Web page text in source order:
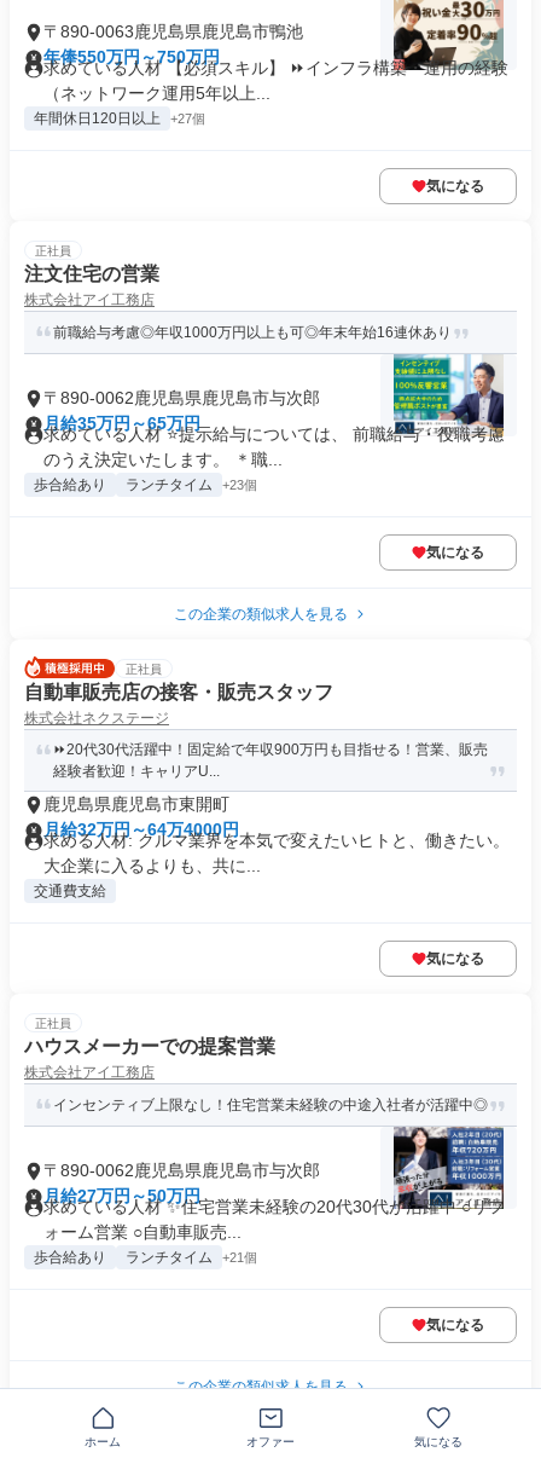
〒890-0063鹿児島県鹿児島市鴨池
年俸550万円～750万円
求めている人材 【必須スキル】 ⏩インフラ構築・運用の経験
（ネットワーク運用5年以上...
年間休日120日以上 +27個
気になる
正社員
注文住宅の営業
株式会社アイ工務店
前職給与考慮◎年収1000万円以上も可◎年末年始16連休あり
〒890-0062鹿児島県鹿児島市与次郎
月給35万円～65万円
求めている人材 ⭐提示給与については、 前職給与・役職考慮
のうえ決定いたします。 ＊職...
歩合給あり ランチタイム +23個
気になる
この企業の類似求人を見る
正社員
自動車販売店の接客・販売スタッフ
株式会社ネクステージ
⏩️20代30代活躍中！固定給で年収900万円も目指せる！営業、販売
経験者歓迎！キャリアU...
鹿児島県鹿児島市東開町
月給32万円～64万4000円
求める人材: クルマ業界を本気で変えたいヒトと、働きたい。
大企業に入るよりも、共に...
交通費支給
気になる
正社員
ハウスメーカーでの提案営業
株式会社アイ工務店
インセンティブ上限なし！住宅営業未経験の中途入社者が活躍中◎
〒890-0062鹿児島県鹿児島市与次郎
月給27万円～50万円
求めている人材 ✨住宅営業未経験の20代30代が活躍中 ○リフ
ォーム営業 ○自動車販売...
歩合給あり ランチタイム +21個
気になる
この企業の類似求人を見る
ホーム オファー 気になる